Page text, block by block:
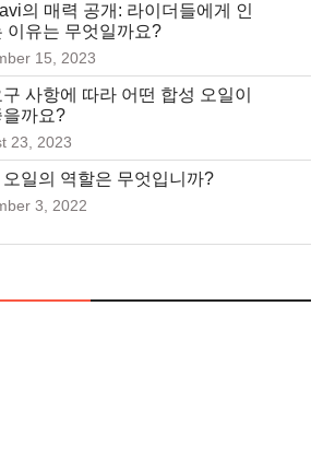
의 매력 공개: 라이더들에게 인
이유는 무엇일까요?
15, 2023
사항에 따라 어떤 합성 오일이
까요?
23, 2023
오일의 역할은 무엇입니까?
3, 2022